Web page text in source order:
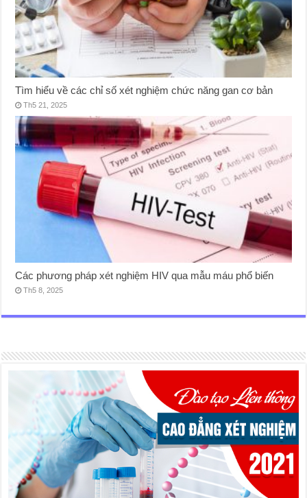
Tìm hiểu về các chỉ số xét nghiệm chức năng gan cơ bản
Th5 21, 2025
Các phương pháp xét nghiệm HIV qua mẫu máu phổ biến
Th5 8, 2025